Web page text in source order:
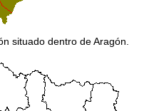
situado dentro de Aragón.